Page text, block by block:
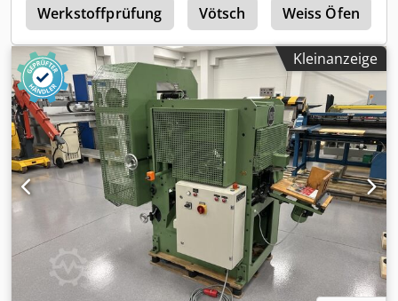
Werkstoffprüfung Vötsch Weiss Öfen
Kleinanzeige